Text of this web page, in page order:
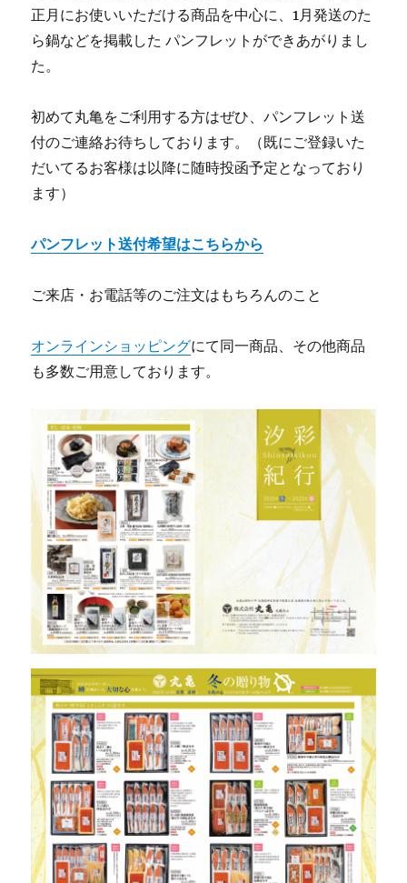
正月にお使いいただける商品を中心に、1月発送のた
ら鍋などを掲載した パンフレットができあがりまし
た。
初めて丸亀をご利用する方はぜひ、パンフレット送
付のご連絡お待ちしております。（既にご登録いた
だいてるお客様は以降に随時投函予定となっており
ます）
パンフレット送付希望はこちらから
ご来店・お電話等のご注文はもちろんのこと
オンラインショッピングにて同一商品、その他商品
も多数ご用意しております。